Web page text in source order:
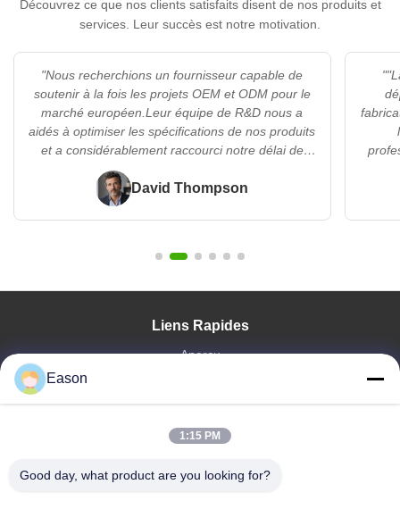
Découvrez ce que nos clients satisfaits disent de nos produits et
services. Leur succès est notre motivation.
"Nous recherchions un fournisseur capable de
soutenir à la fois les projets OEM et ODM pour le
marché européen.Leur équipe de R&D nous a
aidés à optimiser les spécifications de nos produits
et a considérablement raccourci notre délai de
commercialisation..??"
David Thompson
Liens Rapides
Aperçu
Vidéos
Visite D'usine
Contrôle De La Qualité
Eason
1:15 PM
Good day, what product are you looking for?